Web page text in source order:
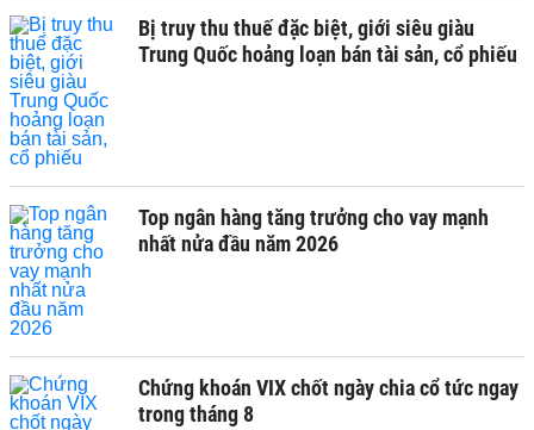
Bị truy thu thuế đặc biệt, giới siêu giàu
Trung Quốc hoảng loạn bán tài sản, cổ phiếu
Top ngân hàng tăng trưởng cho vay mạnh
nhất nửa đầu năm 2026
Chứng khoán VIX chốt ngày chia cổ tức ngay
trong tháng 8